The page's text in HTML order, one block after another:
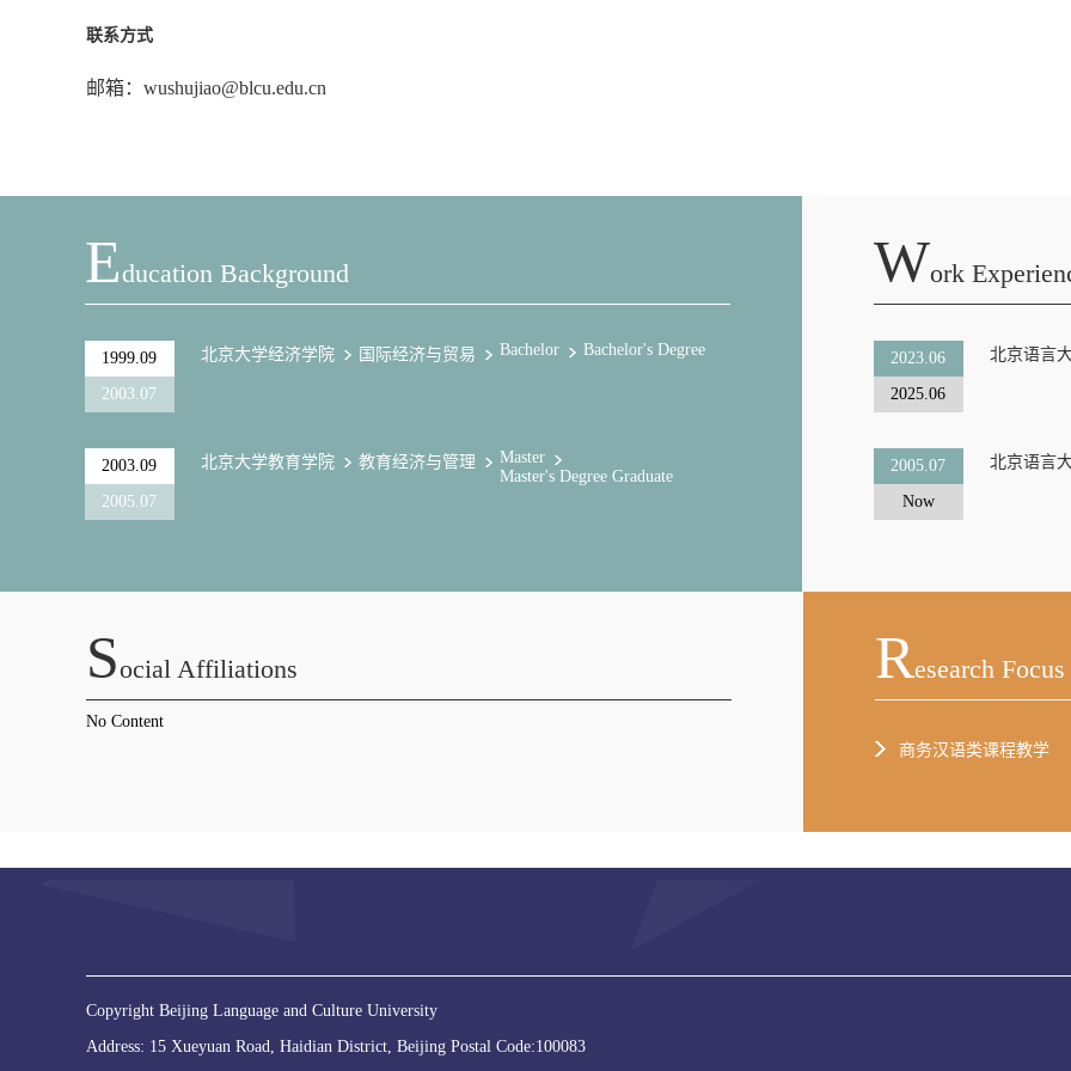
联系方式
邮箱：wushujiao@blcu.edu.cn
EDucation Background
1999.09
2003.07
北京大学经济学院 国际经济与贸易 Bachelor Bachelor's Degree
2003.09
2005.07
北京大学教育学院 教育经济与管理
Master
Master's Degree Graduate
WOrk
2023.06
2025.06
北京语言
2005.07
Now
北京语言
SOcial Affiliations
No Content
REsearch Focus
商务汉语类课程教学
Copyright Beijing Language and Culture University
Address: 15 Xueyuan Road, Haidian District, Beijing Postal Code:100083